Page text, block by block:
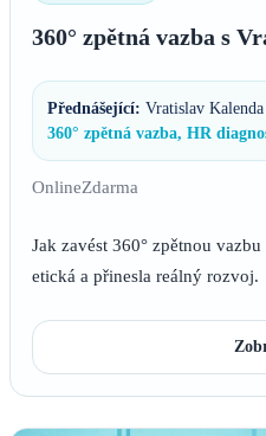
360° zpětná vazba s
Přednášející: Vratislav Kalenda
360° zpětná vazba, HR
OnlineZdarma
Jak zavést 360° zpětnou
etická a přinesla reálný rozvoj.